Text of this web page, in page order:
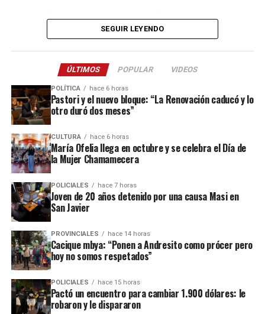
hacia el acceso a El Soberbio y en el lugar intervino el personal
Este ataque se suma a otros tantos episodios similares registrados
recientemente en contra de comercios o propiedades vinculadas a
Coleco, ex intendente de El Soberbio que en 2013 fue destituido
del cargo por acusaciones de
asociación ilícita.
En el listado de hechos recientes figuran un incendio de cabañas
en el complejoTío Colecoa fines de la semana pasada y otro
ataque similar a la funeraria ahora baleada en a fines de marzo.
Todos los episodios son investigados por el personal de la
comisaría local, aunque hasta el momento no se conocieron
mayores novedades .
SEGUIR LEYENDO
ÚLTIMOS POPULAR VIDEOS
POLÍTICA hace 6 horas
Pastori y el nuevo bloque: “La Renovación caducó y lo
otro duró dos meses”
CULTURA hace 6 horas
María Ofelia llega en octubre y se celebra el Día de
la Mujer Chamamecera
POLICIALES hace 7 horas
Joven de 20 años detenido por una causa Masi en
San Javier
PROVINCIALES hace 14 horas
Cacique mbya: “Ponen a Andresito como prócer pero
hoy no somos respetados”
POLICIALES hace 15 horas
Pactó un encuentro para cambiar 1.900 dólares: le
robaron y le dispararon